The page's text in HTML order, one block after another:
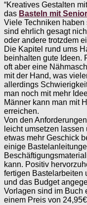
“Kreatives Gestalten
das Basteln mit
Viele Techniken
sind ehrlich gesagt
oder andere trotzdem
Die Kapitel rund ums
beinhalten gute Ideen.
oft aber eine
mit der Hand, was
allerdings
man noch mit mehr
Männer kann man mit
erreichen.
Von den
leicht umsetzen
etwas mehr Geschick
einige
kann. Positiv
fertigen Bastelarbeiten
und das Budget
Vorlagen sind im Buch
einem Preis von